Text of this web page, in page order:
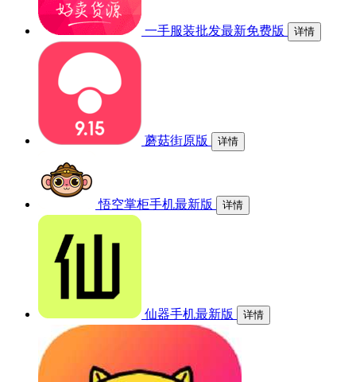
一手服装批发最新免费版 详情
蘑菇街原版 详情
悟空掌柜手机最新版 详情
仙器手机最新版 详情